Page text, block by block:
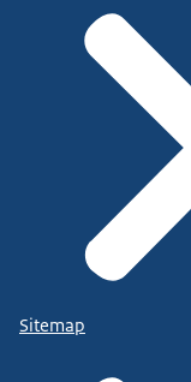
Sitemap